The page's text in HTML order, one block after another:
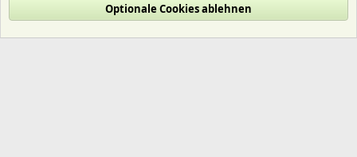
Nutzungsbedingungen
Datenschutz Hilfe und Impressum
R
Optionale Cookies ablehnen